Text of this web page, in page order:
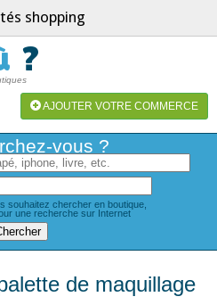
shopping
?
AJOUTER VOTRE COMMERCE
vous ?
souhaitez chercher en boutique,
une recherche sur Internet
de maquillage